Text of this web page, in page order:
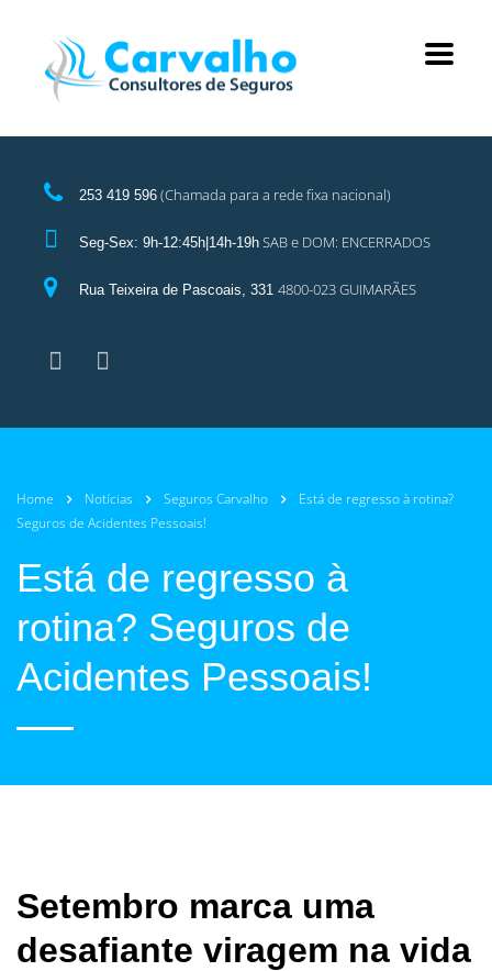
253 419 596 (Chamada para a rede fixa nacional)
Seg-Sex: 9h-12:45h|14h-19h SAB e DOM: ENCERRADOS
Rua Teixeira de Pascoais, 331 4800-023 GUIMARÃES
Home Notícias Seguros Carvalho
Está de regresso à rotina?
Seguros de Acidentes Pessoais!
Está de regresso à
rotina? Seguros de
Acidentes Pessoais!
Setembro marca uma
desafiante viragem na vida